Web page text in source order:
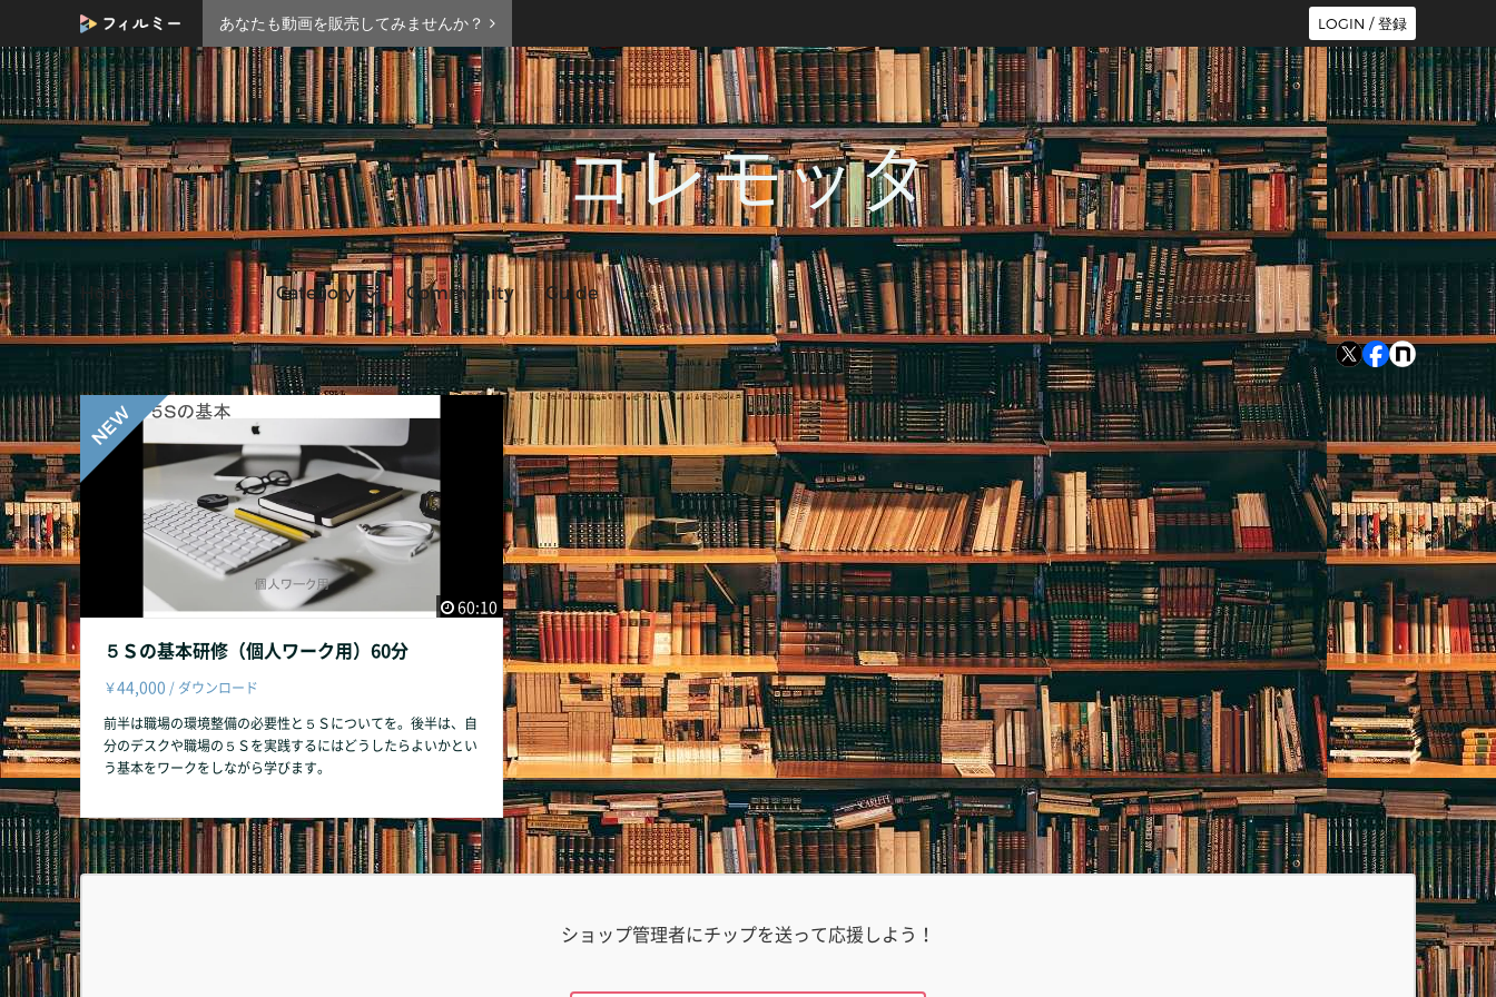
あなたも動画を販売してみませんか？ LOGIN / 登録
コレモッタ
Home About Category Community Guide
60:10
５Ｓの基本研修（個人ワーク用）60分
￥44,000 / ダウンロード
前半は職場の環境整備の必要性と５Ｓについてを。後半は、自
分のデスクや職場の５Ｓを実践するにはどうしたらよいかとい
う基本をワークをしながら学びます。
ショップ管理者にチップを送って応援しよう！